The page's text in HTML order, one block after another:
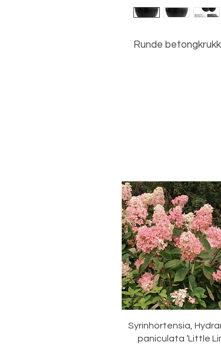
Runde
Hurtigvisning
Syrinhortensia,
paniculata ‘Little